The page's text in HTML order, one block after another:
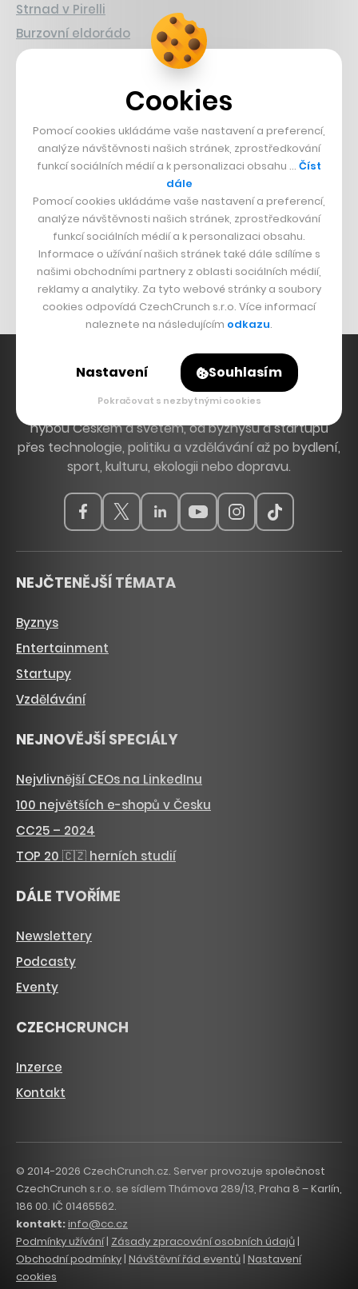
Strnad v Pirelli
Burzovní eldorádo
Boční projekt, co se zvrtnul
Francouzský šéfkuchař na Šumavě
Dva golfisti, co pečou
DESIGN
Bomma není tichá
Originální hodinky
Nábytek z betonu
Hlavní zdroj inspirace. Věnujeme se tématům, která
hýbou Českem a světem, od byznysu a startupů
přes technologie, politiku a vzdělávání až po bydlení,
sport, kulturu, ekologii nebo dopravu.
NEJČTENĚJŠÍ TÉMATA
Byznys
Entertainment
Startupy
Vzdělávání
NEJNOVĚJŠÍ SPECIÁLY
Nejvlivnější CEOs na LinkedInu
100 největších e-shopů v Česku
CC25 – 2024
TOP 20 🇨🇿 herních studií
DÁLE TVOŘÍME
Newslettery
Podcasty
Eventy
CZECHCRUNCH
Inzerce
Kontakt
© 2014-2026 CzechCrunch.cz. Server provozuje společnost
CzechCrunch s.r.o. se sídlem Thámova 289/13, Praha 8 – Karlín,
186 00. IČ 01465562.
kontakt:info@cc.cz
Podmínky užívání| Zásady zpracování osobních údajů |
Obchodní podmínky | Návštěvní řád eventů | Nastavení
cookies
Cookies
Pomocí cookies ukládáme vaše nastavení a preferencí,
analýze návštěvnosti našich stránek, zprostředkování
funkcí sociálních médií a k personalizaci obsahu … Číst
dále
Pomocí cookies ukládáme vaše nastavení a preferencí,
analýze návštěvnosti našich stránek, zprostředkování
funkcí sociálních médií a k personalizaci obsahu.
Informace o užívání našich stránek také dále sdílíme s
našimi obchodními partnery z oblasti sociálních médií,
reklamy a analytiky. Za tyto webové stránky a soubory
cookies odpovídá CzechCrunch s.r.o. Více informací
naleznete na následujícím odkazu.
Nastavení Souhlasím
Pokračovat s nezbytnými cookies